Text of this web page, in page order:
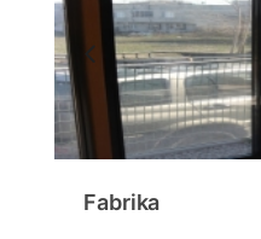
Fabrika